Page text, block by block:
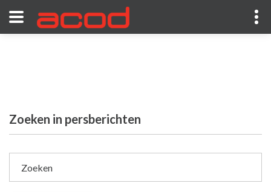
Zoeken in persberichten
Zoeken